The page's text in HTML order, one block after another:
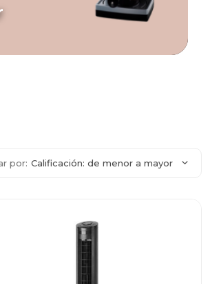
por: Calificación: de menor a mayor